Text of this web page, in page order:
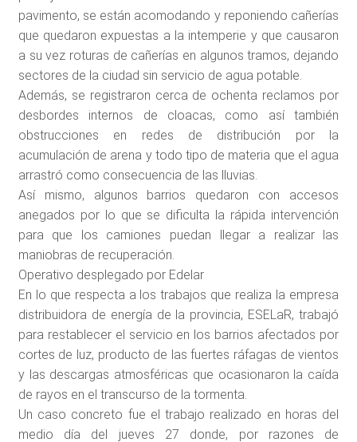
pavimento, se están acomodando y reponiendo cañerías
que quedaron expuestas a la intemperie y que causaron
a su vez roturas de cañerías en algunos tramos, dejando
sectores de la ciudad sin servicio de agua potable.
Además, se registraron cerca de ochenta reclamos por
desbordes internos de cloacas, como así también
obstrucciones en redes de distribución por la
acumulación de arena y todo tipo de materia que el agua
arrastró como consecuencia de las lluvias.
Así mismo, algunos barrios quedaron con accesos
anegados por lo que se dificulta la rápida intervención
para que los camiones puedan llegar a realizar las
maniobras de recuperación.
Operativo desplegado por Edelar
En lo que respecta a los trabajos que realiza la empresa
distribuidora de energía de la provincia, ESELaR, trabajó
para restablecer el servicio en los barrios afectados por
cortes de luz, producto de las fuertes ráfagas de vientos
y las descargas atmosféricas que ocasionaron la caída
de rayos en el transcurso de la tormenta.
Un caso concreto fue el trabajo realizado en horas del
medio día del jueves 27 donde, por razones de